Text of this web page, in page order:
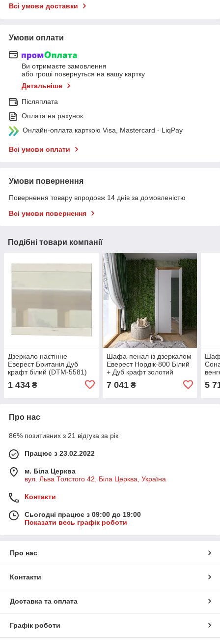
Всі умови доставки
Умови оплати
Ви отримаєте замовлення
або гроші повернуться на вашу картку
Детальніше
Післяплата
Оплата на рахунок
Онлайн-оплата карткою Visa, Mastercard - LiqPay
Всі умови оплати
Умови повернення
Повернення товару впродовж 14 днів за домовленістю
Всі умови повернення
Подібні товари компанії
Дзеркало настінне
Еверест Британія Дуб
крафт білий (DTM-5581)
1 434 ₴
Шафа-пенал із дзеркалом
Еверест Нордік-800 Білий
+ Дуб крафт золотий
7 041₴ 5
Про нас
86% позитивних з 21 відгука за рік
Працює з 23.02.2022
м. Біла Церква
вул. Льва Толстого 42, Біла Церква, Україна
Контакти
Сьогодні працює з 09:00 до 19:00
Показати весь графік роботи
Про нас
Контакти
Доставка та оплата
Графік роботи